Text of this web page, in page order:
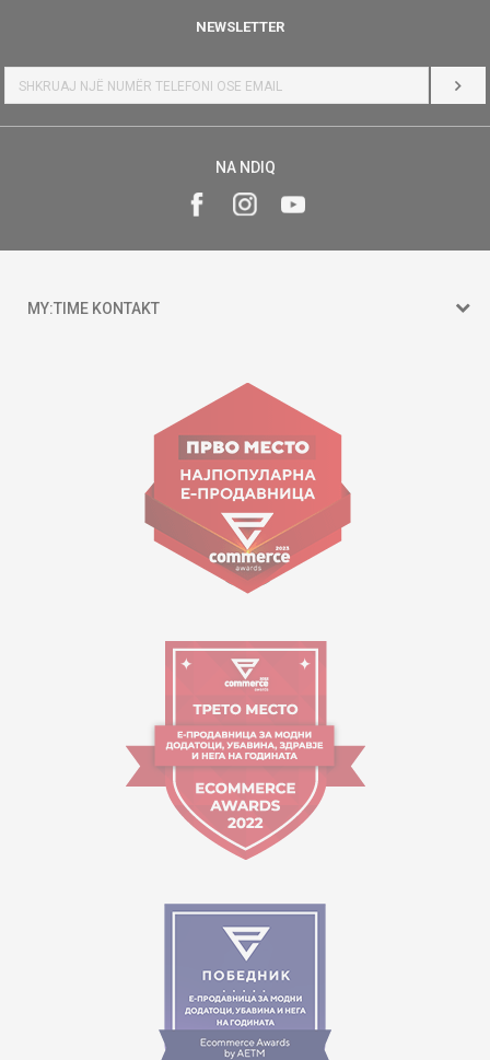
NEWSLETTER
HYR
NA NDIQ
MY:TIME KONTAKT
Goce Nikolovski 74 Shkup
contact@mytime.mk
Orari i punës:
09:00 - 17:00